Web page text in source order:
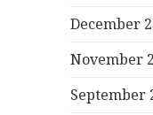
December
November
September